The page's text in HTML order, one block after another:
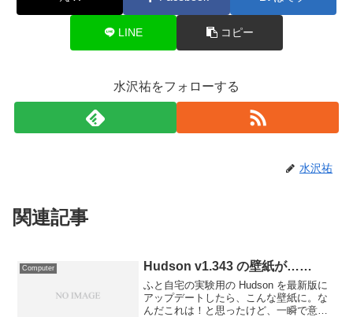
LINE コピー
水沢祐をフォローする
水沢祐
関連記事
Computer Hudson v1.343 の壁紙が……
ふと自宅の実験用の Hudson を最新版に
アップデートしたら、こんな壁紙に。な
んだこれは！と思ったけど、一瞬で意味